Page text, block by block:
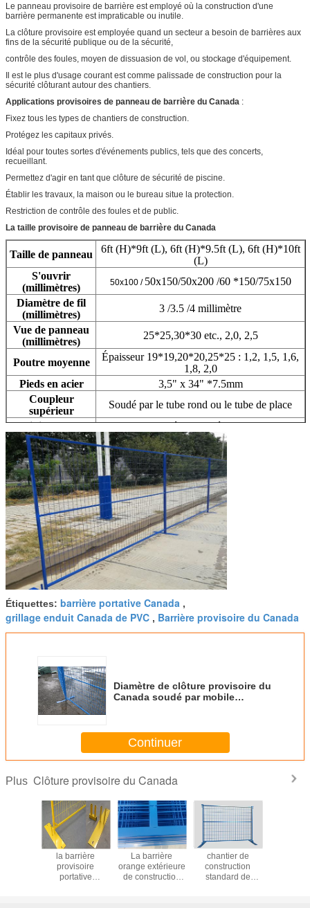
Le panneau provisoire de barrière est employé où la construction d'une
barrière permanente est impraticable ou inutile.
La clôture provisoire est employée quand un secteur a besoin de barrières aux
fins de la sécurité publique ou de la sécurité,
contrôle des foules, moyen de dissuasion de vol, ou stockage d'équipement.
Il est le plus d'usage courant est comme palissade de construction pour la
sécurité clôturant autour des chantiers.
Applications provisoires de panneau de barrière du Canada :
Fixez tous les types de chantiers de construction.
Protégez les capitaux privés.
Idéal pour toutes sortes d'événements publics, tels que des concerts,
recueillant.
Permettez d'agir en tant que clôture de sécurité de piscine.
Établir les travaux, la maison ou le bureau situe la protection.
Restriction de contrôle des foules et de public.
La taille provisoire de panneau de barrière du Canada
Taille de panneau
6ft (H)*9ft (L), 6ft (H)*9.5ft (L), 6ft (H)*10ft
(L)
S'ouvrir
(millimètres)
50x100 / 50x150/50x200 /60 *150/75x150
Diamètre de fil
(millimètres)
3 /3.5 /4 millimètre
Vue de panneau
(millimètres)
25*25,30*30 etc., 2,0, 2,5
Poutre moyenne
Épaisseur 19*19,20*20,25*25 : 1,2, 1,5, 1,6,
1,8, 2,0
Pieds en acier
3,5" x 34" *7.5mm
Coupleur
supérieur
Soudé par le tube rond ou le tube de place
Finissage de
barrière
chaud-plongé galvanisé alors peignez,
galvanisé alors saupoudrent enduit
Clôturez la
couleur
Etc. vert-foncé, orange, rouge
Étiquettes: barrière portative Canada ,
grillage enduit Canada de PVC , Barrière provisoire du Canada
Diamètre de clôture provisoire du
Canada soudé par mobile
Continuer
Plus Clôture provisoire du Canada
la barrière
provisoire
portative
La barrière
orange extérieure
de construction
chantier de
construction
standard de